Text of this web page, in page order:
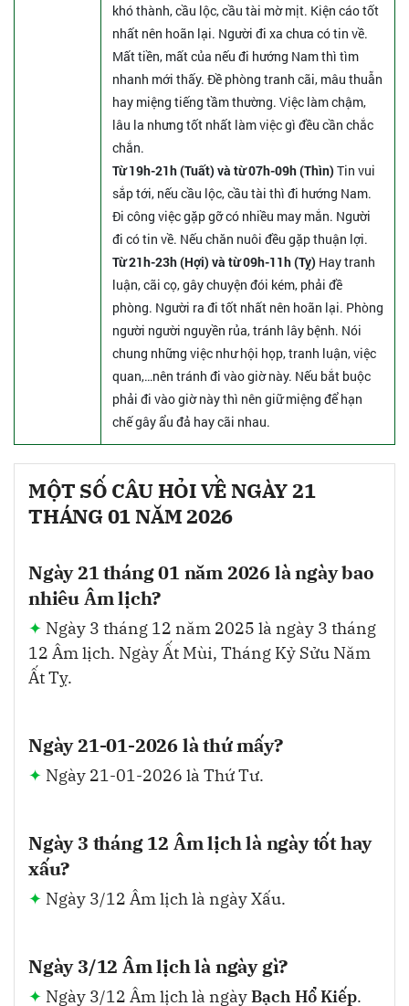
khó thành, cầu lộc, cầu tài mờ mịt. Kiện cáo tốt
nhất nên hoãn lại. Người đi xa chưa có tin về.
Mất tiền, mất của nếu đi hướng Nam thì tìm
nhanh mới thấy. Đề phòng tranh cãi, mâu thuẫn
hay miệng tiếng tầm thường. Việc làm chậm,
lâu la nhưng tốt nhất làm việc gì đều cần chắc
chắn.
Từ 19h-21h (Tuất) và từ 07h-09h (Thìn) Tin vui
sắp tới, nếu cầu lộc, cầu tài thì đi hướng Nam.
Đi công việc gặp gỡ có nhiều may mắn. Người
đi có tin về. Nếu chăn nuôi đều gặp thuận lợi.
Từ 21h-23h (Hợi) và từ 09h-11h (Tỵ) Hay tranh
luận, cãi cọ, gây chuyện đói kém, phải đề
phòng. Người ra đi tốt nhất nên hoãn lại. Phòng
người người nguyền rủa, tránh lây bệnh. Nói
chung những việc như hội họp, tranh luận, việc
quan,…nên tránh đi vào giờ này. Nếu bắt buộc
phải đi vào giờ này thì nên giữ miệng để hạn
chế gây ẩu đả hay cãi nhau.
MỘT SỐ CÂU HỎI VỀ NGÀY 21
THÁNG 01 NĂM 2026
Ngày 21 tháng 01 năm 2026 là ngày bao
nhiêu Âm lịch?
Ngày 3 tháng 12 năm 2025 là ngày 3 tháng
12 Âm lịch. Ngày Ất Mùi, Tháng Kỷ Sửu Năm
Ất Tỵ.
Ngày 21-01-2026 là thứ mấy?
Ngày 21-01-2026 là Thứ Tư.
Ngày 3 tháng 12 Âm lịch là ngày tốt hay
xấu?
Ngày 3/12 Âm lịch là ngày Xấu.
Ngày 3/12 Âm lịch là ngày gì?
Ngày 3/12 Âm lịch là ngàyBạch Hổ Kiếp.